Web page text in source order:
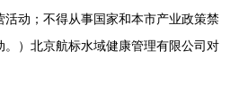
动；不得从事国家和本市产业政策禁
。）北京航标水域健康管理有限公司对